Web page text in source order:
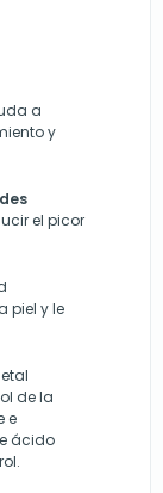
a
y
el picor
piel y le
de la
e
ácido